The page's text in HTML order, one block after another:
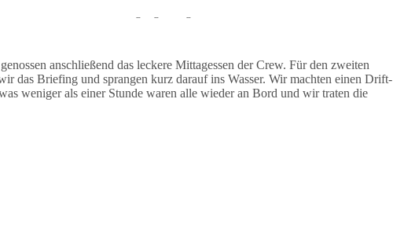
während des Tauchgangs einige Muränen und eine Schildkröte.
anschließend das leckere Mittagessen der Crew. Für den zweiten
das Briefing und sprangen kurz darauf ins Wasser. Wir machten einen Drift-
weniger als einer Stunde waren alle wieder an Bord und wir traten die